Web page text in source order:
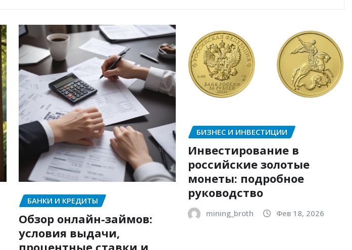
БАНКИ И КРЕДИТЫ
Обзор онлайн-займов:
условия выдачи,
БИЗНЕС И ИНВЕСТИЦИИ
Инвестирование в
российские золотые
монеты: подробное
руководство
mining_broth Фев 18, 2026